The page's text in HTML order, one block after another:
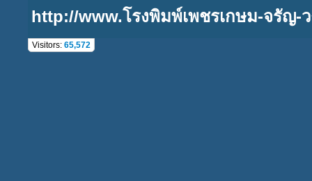
http://www.โรงพิมพ์เพชรเกษม-จรัญ-
Visitors: 65,572